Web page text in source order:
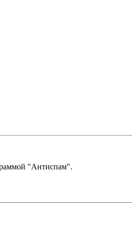
"Антиспам".